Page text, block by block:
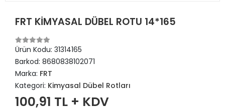
FRT KİMYASAL DÜBEL ROTU 14*165
Ürün Kodu: 31314165
Barkod: 8680838102071
Marka: FRT
Kategori: Kimyasal Dübel Rotları
100,91 TL + KDV